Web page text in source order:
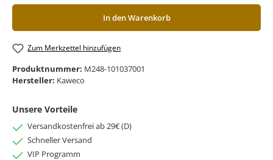
In den Warenkorb
Zum Merkzettel hinzufügen
Produktnummer: M248-101037001
Hersteller: Kaweco
Unsere Vorteile
Versandkostenfrei ab 29€ (D)
Schneller Versand
VIP Programm